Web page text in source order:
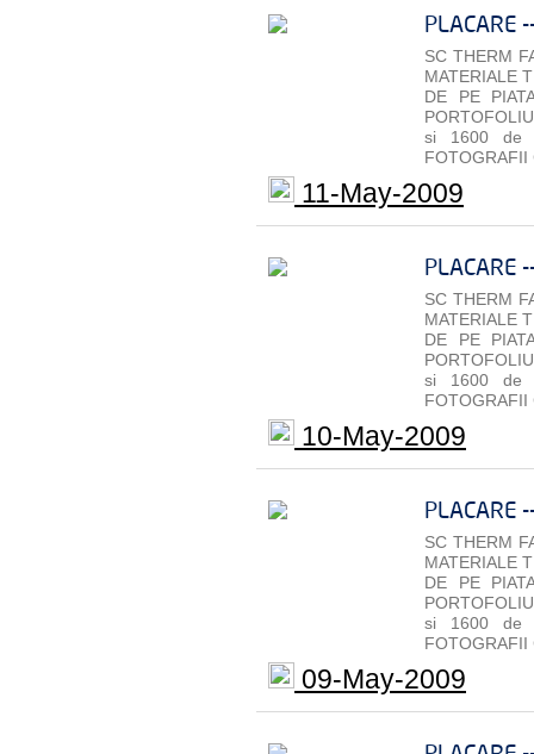
PLACARE
SC THERM
MATERIALE
DE PE
si 1600 de
FOTOGRAFII
11-May-2009
PLACARE
SC THERM
MATERIALE
DE PE
si 1600 de
FOTOGRAFII
10-May-2009
PLACARE
SC THERM
MATERIALE
DE PE
si 1600 de
FOTOGRAFII
09-May-2009